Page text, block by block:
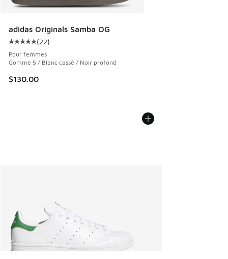
adidas Originals Samba OG
Cote moyenne du client - [5 sur 5 étoiles], 22
(22)
Pour femmes
Gomme 5 / Blanc cassé / Noir profond
$130.00